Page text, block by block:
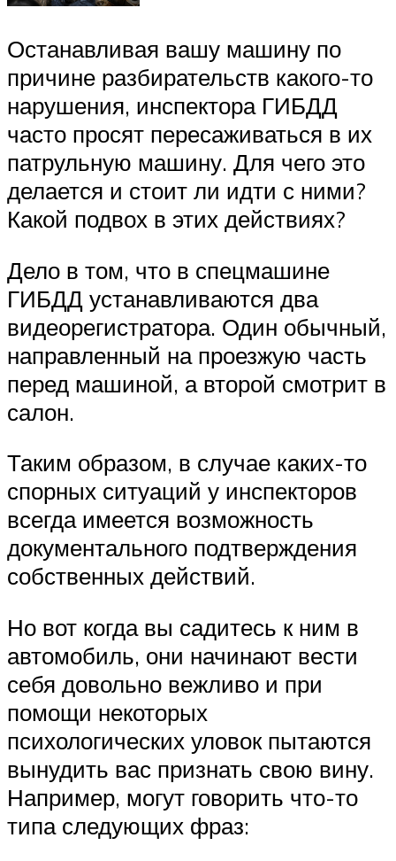
Останавливая вашу машину по
причине разбирательств какого-то
нарушения, инспектора ГИБДД
часто просят пересаживаться в их
патрульную машину. Для чего это
делается и стоит ли идти с ними?
Какой подвох в этих действиях?
Дело в том, что в спецмашине
ГИБДД устанавливаются два
видеорегистратора. Один обычный,
направленный на проезжую часть
перед машиной, а второй смотрит в
салон.
Таким образом, в случае каких-то
спорных ситуаций у инспекторов
всегда имеется возможность
документального подтверждения
собственных действий.
Но вот когда вы садитесь к ним в
автомобиль, они начинают вести
себя довольно вежливо и при
помощи некоторых
психологических уловок пытаются
вынудить вас признать свою вину.
Например, могут говорить что-то
типа следующих фраз: